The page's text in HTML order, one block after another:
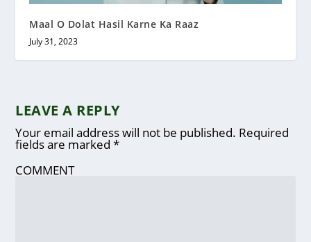
Maal O Dolat Hasil Karne Ka Raaz
July 31, 2023
LEAVE A REPLY
Your email address will not be published. Required
fields are marked*
COMMENT